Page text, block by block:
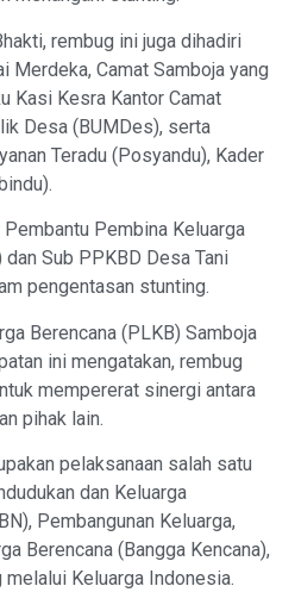
rembug ini juga dihadiri
Merdeka, Camat Samboja yang
Kasi Kesra Kantor Camat
Desa (BUMDes), serta
Teradu (Posyandu), Kader
Pembina Keluarga
Sub PPKBD Desa Tani
pengentasan stunting.
Berencana (PLKB) Samboja
ini mengatakan, rembug
mempererat sinergi antara
pihak lain.
pelaksanaan salah satu
dan Keluarga
Pembangunan Keluarga,
Berencana (Bangga Kencana),
Keluarga Indonesia.